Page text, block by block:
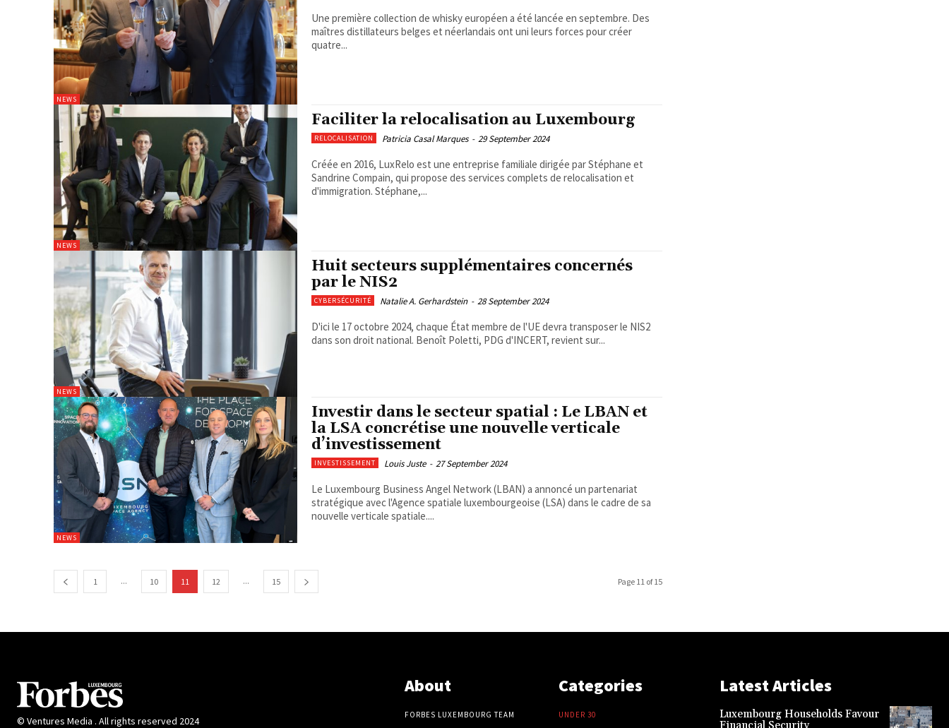
NEWS
Une première collection de whisky européen a été lancée en septembre. Des
maîtres distillateurs belges et néerlandais ont uni leurs forces pour créer
quatre...
NEWS
Faciliter la relocalisation au Luxembourg
RELOCALISATION Patricia Casal Marques - 29 September 2024
Créée en 2016, LuxRelo est une entreprise familiale dirigée par Stéphane et
Sandrine Compain, qui propose des services complets de relocalisation et
d'immigration. Stéphane,...
NEWS
Huit secteurs supplémentaires concernés
par le NIS2
CYBERSÉCURITÉ Natalie A. Gerhardstein - 28 September 2024
D'ici le 17 octobre 2024, chaque État membre de l'UE devra transposer le NIS2
dans son droit national. Benoît Poletti, PDG d'INCERT, revient sur...
NEWS
Investir dans le secteur spatial : Le LBAN et
la LSA concrétise une nouvelle verticale
d’investissement
INVESTISSEMENT Louis Juste - 27 September 2024
Le Luxembourg Business Angel Network (LBAN) a annoncé un partenariat
stratégique avec l'Agence spatiale luxembourgeoise (LSA) dans le cadre de sa
nouvelle verticale spatiale....
1 ... 10 11 12 ... 15 Page 11 of 15
© Ventures Media . All rights reserved 2024
About
FORBES LUXEMBOURG TEAM
Categories
UNDER 30
Latest Articles
Luxembourg Households Favour
Financial Security